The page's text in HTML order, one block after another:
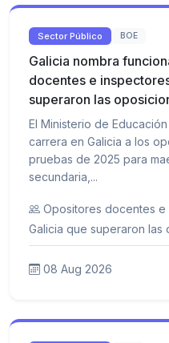
Sector Público BOE
Galicia nombra
docentes e
superaron las
El Ministerio de
carrera en Galicia a los
pruebas de 2025 para
secundaria,...
Opositores docentes
Galicia que superaron
08 Aug 2026